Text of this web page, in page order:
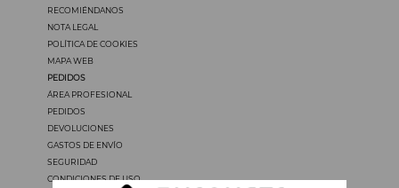
RECOMIÉNDANOS
NOTA LEGAL
POLÍTICA DE COOKIES
MAPA WEB
PEDIDOS
ÁREA PROFESIONAL
PEDIDOS
DEVOLUCIONES
GASTOS DE ENVÍO
SEGURIDAD
CONDICIONES DE USO